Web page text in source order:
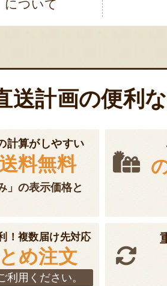
について
送計画の便利
計算がしやすい
料無料
」の表示価格と
！複数届け先対応
め注文
用ください。